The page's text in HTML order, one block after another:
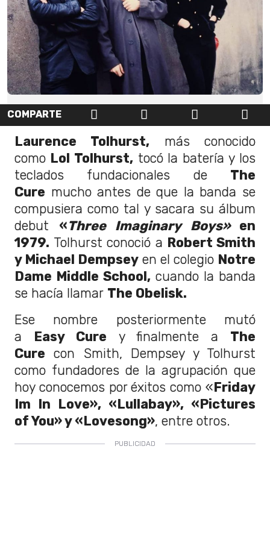
COMPARTE
Laurence Tolhurst, más conocido
como Lol Tolhurst,tocó la batería y los
teclados fundacionales de The
Cure mucho antes de que la banda se
compusiera como tal y sacara su álbum
debut «Three Imaginary Boys» en
1979. Tolhurst conoció a Robert Smith
y Michael Dempsey en el colegio Notre
Dame Middle School, cuando la banda
se hacía llamar The Obelisk.
Ese nombre posteriormente mutó
a Easy Cure y finalmente a The
Cure con Smith, Dempsey y Tolhurst
como fundadores de la agrupación que
hoy conocemos por éxitos como «Friday
Im In Love», «Lullabay», «Pictures
of You» y «Lovesong», entre otros.